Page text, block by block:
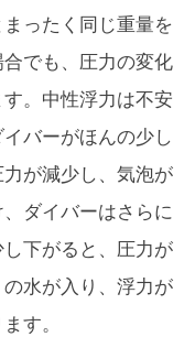
ったく同じ重量を
でも、圧力の変化
。中性浮力は不安
バーがほんの少し
が減少し、気泡が
ダイバーはさらに
下がると、圧力が
水が入り、浮力が
す。